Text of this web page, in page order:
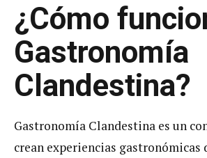
¿Cómo
Gastronomía
Clandestina?
Gastronomía Clandestina es un
crean experiencias gastronómicas